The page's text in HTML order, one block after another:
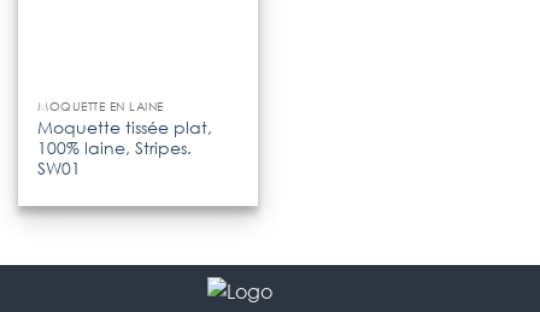
MOQUETTE EN LAINE
Moquette tissée plat,
100% laine, Stripes.
SW01